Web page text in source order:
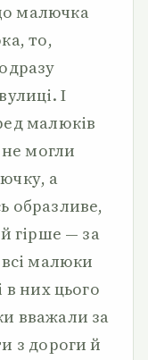
малючка
то,
І
малюків
не могли
а
образливе,
гірше — за
малюки
них цього
вважали за
з дороги й